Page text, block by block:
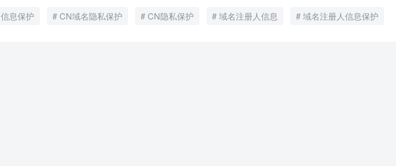
息保护 CN域名隐私保护 CN隐私保护 域名注册人信息
域名注册人信息保护